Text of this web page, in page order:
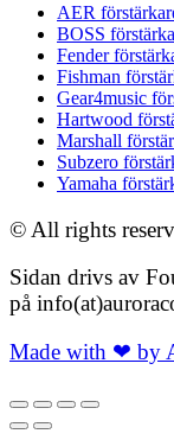
AER
BOSS
Fender
Fishman
Gear4music
Hartwood
Marshall
Subzero
Yamaha
© All rights
Sidan drivs av
på
Made with ❤ by